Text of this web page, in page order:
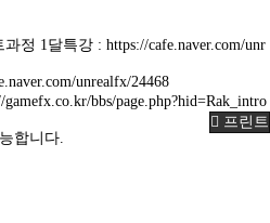
과정 1달특강 : https://cafe.naver.com/unr
unrealfx/24468
gamefx.co.kr/bbs/page.php?hid=Rak_intro
프린트
합니다.